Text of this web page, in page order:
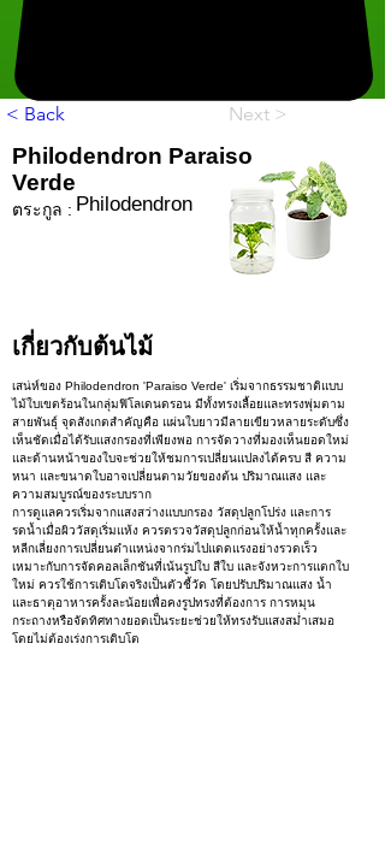
< Back Next >
Philodendron Paraiso
Verde
ตระกูล : Philodendron
เกี่ยวกับต้นไม้
เสน่ห์ของ Philodendron 'Paraiso Verde' เริ่มจากธรรมชาติแบบ
ไม้ใบเขตร้อนในกลุ่มฟิโลเดนดรอน มีทั้งทรงเลื้อยและทรงพุ่มตาม
สายพันธุ์ จุดสังเกตสำคัญคือ แผ่นใบยาวมีลายเขียวหลายระดับซึ่ง
เห็นชัดเมื่อได้รับแสงกรองที่เพียงพอ การจัดวางที่มองเห็นยอดใหม่
และด้านหน้าของใบจะช่วยให้ชมการเปลี่ยนแปลงได้ครบ สี ความ
หนา และขนาดใบอาจเปลี่ยนตามวัยของต้น ปริมาณแสง และ
ความสมบูรณ์ของระบบราก
การดูแลควรเริ่มจากแสงสว่างแบบกรอง วัสดุปลูกโปร่ง และการ
รดน้ำเมื่อผิววัสดุเริ่มแห้ง ควรตรวจวัสดุปลูกก่อนให้น้ำทุกครั้งและ
หลีกเลี่ยงการเปลี่ยนตำแหน่งจากร่มไปแดดแรงอย่างรวดเร็ว
เหมาะกับการจัดคอลเล็กชันที่เน้นรูปใบ สีใบ และจังหวะการแตกใบ
ใหม่ ควรใช้การเติบโตจริงเป็นตัวชี้วัด โดยปรับปริมาณแสง น้ำ
และธาตุอาหารครั้งละน้อยเพื่อคงรูปทรงที่ต้องการ การหมุน
กระถางหรือจัดทิศทางยอดเป็นระยะช่วยให้ทรงรับแสงสม่ำเสมอ
โดยไม่ต้องเร่งการเติบโต